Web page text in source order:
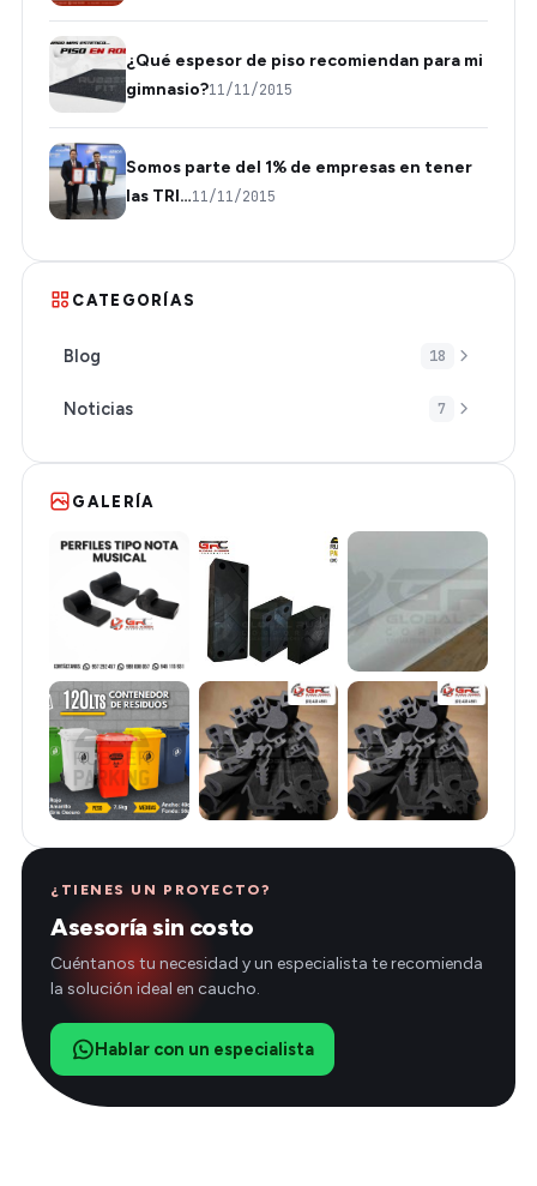
¿Qué espesor de piso recomiendan para mi
gimnasio?11/11/2015
Somos parte del 1% de empresas en tener
las TRI…11/11/2015
CATEGORÍAS
Blog 18
Noticias 7
GALERÍA
¿TIENES UN PROYECTO?
Asesoría sin costo
Cuéntanos tu necesidad y un especialista te recomienda
la solución ideal en caucho.
Hablar con un especialista